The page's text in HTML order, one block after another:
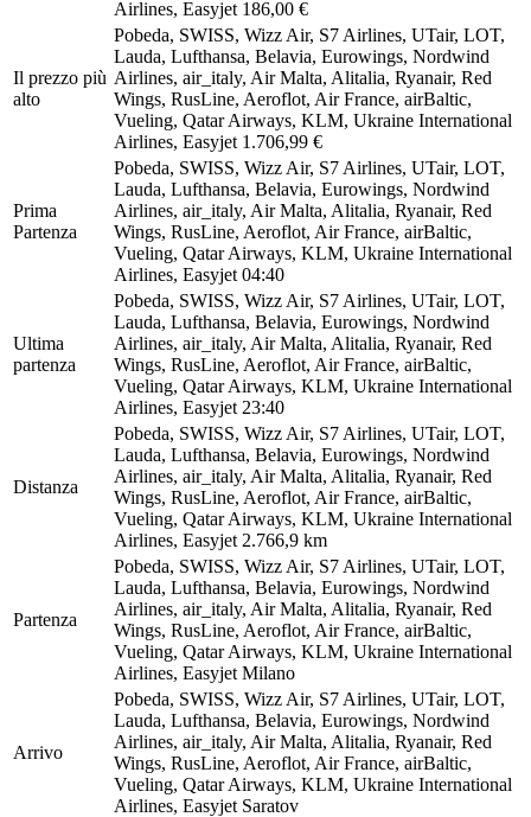
Airlines, Easyjet 186,00 €
Il prezzo più
alto
Pobeda, SWISS, Wizz Air, S7 Airlines, UTair, LOT,
Lauda, Lufthansa, Belavia, Eurowings, Nordwind
Airlines, air_italy, Air Malta, Alitalia, Ryanair, Red
Wings, RusLine, Aeroflot, Air France, airBaltic,
Vueling, Qatar Airways, KLM, Ukraine International
Airlines, Easyjet 1.706,99 €
Prima
Partenza
Pobeda, SWISS, Wizz Air, S7 Airlines, UTair, LOT,
Lauda, Lufthansa, Belavia, Eurowings, Nordwind
Airlines, air_italy, Air Malta, Alitalia, Ryanair, Red
Wings, RusLine, Aeroflot, Air France, airBaltic,
Vueling, Qatar Airways, KLM, Ukraine International
Airlines, Easyjet 04:40
Ultima
partenza
Pobeda, SWISS, Wizz Air, S7 Airlines, UTair, LOT,
Lauda, Lufthansa, Belavia, Eurowings, Nordwind
Airlines, air_italy, Air Malta, Alitalia, Ryanair, Red
Wings, RusLine, Aeroflot, Air France, airBaltic,
Vueling, Qatar Airways, KLM, Ukraine International
Airlines, Easyjet 23:40
Distanza
Pobeda, SWISS, Wizz Air, S7 Airlines, UTair, LOT,
Lauda, Lufthansa, Belavia, Eurowings, Nordwind
Airlines, air_italy, Air Malta, Alitalia, Ryanair, Red
Wings, RusLine, Aeroflot, Air France, airBaltic,
Vueling, Qatar Airways, KLM, Ukraine International
Airlines, Easyjet 2.766,9 km
Partenza
Pobeda, SWISS, Wizz Air, S7 Airlines, UTair, LOT,
Lauda, Lufthansa, Belavia, Eurowings, Nordwind
Airlines, air_italy, Air Malta, Alitalia, Ryanair, Red
Wings, RusLine, Aeroflot, Air France, airBaltic,
Vueling, Qatar Airways, KLM, Ukraine International
Airlines, Easyjet Milano
Arrivo
Pobeda, SWISS, Wizz Air, S7 Airlines, UTair, LOT,
Lauda, Lufthansa, Belavia, Eurowings, Nordwind
Airlines, air_italy, Air Malta, Alitalia, Ryanair, Red
Wings, RusLine, Aeroflot, Air France, airBaltic,
Vueling, Qatar Airways, KLM, Ukraine International
Airlines, Easyjet Saratov